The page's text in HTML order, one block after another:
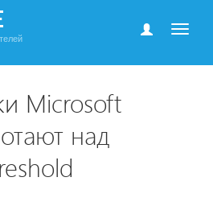
Microsoft
над